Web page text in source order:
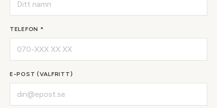
TELEFON *
E-POST (VALFRITT)